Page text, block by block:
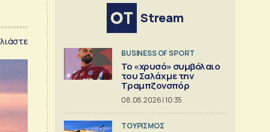
Stream
BUSINESS OF SPORT
Το «χρυσό» συμβόλαιο
του Σαλάχ με την
Τραμπζονσπόρ
08.08.2026 | 10:35
ΤΟΥΡΙΣΜΟΣ